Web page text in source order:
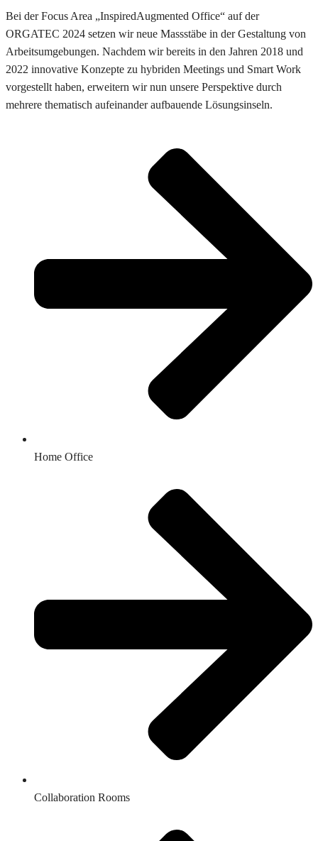
Bei der Focus Area „InspiredAugmented Office“ auf der
ORGATEC 2024 setzen wir neue Massstäbe in der Gestaltung von
Arbeitsumgebungen. Nachdem wir bereits in den Jahren 2018 und
2022 innovative Konzepte zu hybriden Meetings und Smart Work
vorgestellt haben, erweitern wir nun unsere Perspektive durch
mehrere thematisch aufeinander aufbauende Lösungsinseln.
Home Office
Collaboration Rooms